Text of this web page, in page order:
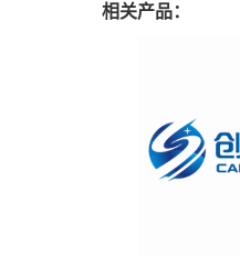
相关产品：